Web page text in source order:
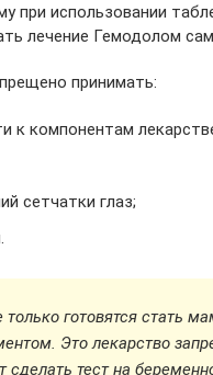
при использовании
лечение Гемодолом
принимать:
к компонентам
сетчатки глаз;
готовятся стать
Это лекарство
тест на